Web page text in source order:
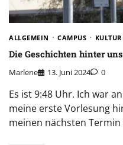
ALLGEMEIN CAMPUS KULTUR
Die Geschichten hinter
Marlene 13. Juni 2024 0
Es ist 9:48 Uhr. Ich war
meine erste Vorlesung
meinen nächsten